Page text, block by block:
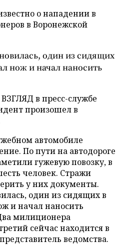
о нападении в
в Воронежской
один из сидящих
нож и начал наносить
ВЗГЛЯД в пресс-службе
произошел в
автомобиле
По пути на автодороге
гужевую повозку, в
человек. Стражи
у них документы.
один из сидящих в
и начал наносить
милиционера
сейчас находится в
ведомства.